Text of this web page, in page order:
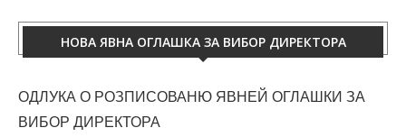
НОВА ЯВНА ОГЛАШКА ЗА ВИБОР ДИРЕКТОРА
ОДЛУКА О РОЗПИСОВАНЮ ЯВНЕЙ ОГЛАШКИ ЗА
ВИБОР ДИРЕКТОРА